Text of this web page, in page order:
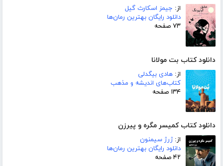
از: جیمز اسکارث گیل
دانلود رایگان بهترین رمان‌ها
۷۳ صفحه
دانلود کتاب بت مولانا
از: هادی بیگدلی
کتاب‌های اندیشه و مذهب
۱۳۴ صفحه
دانلود کتاب کمیسر مگره و پیرزن
از:ژرژ سیمنون
دانلود رایگان بهترین رمان‌ها
۴۲ صفحه